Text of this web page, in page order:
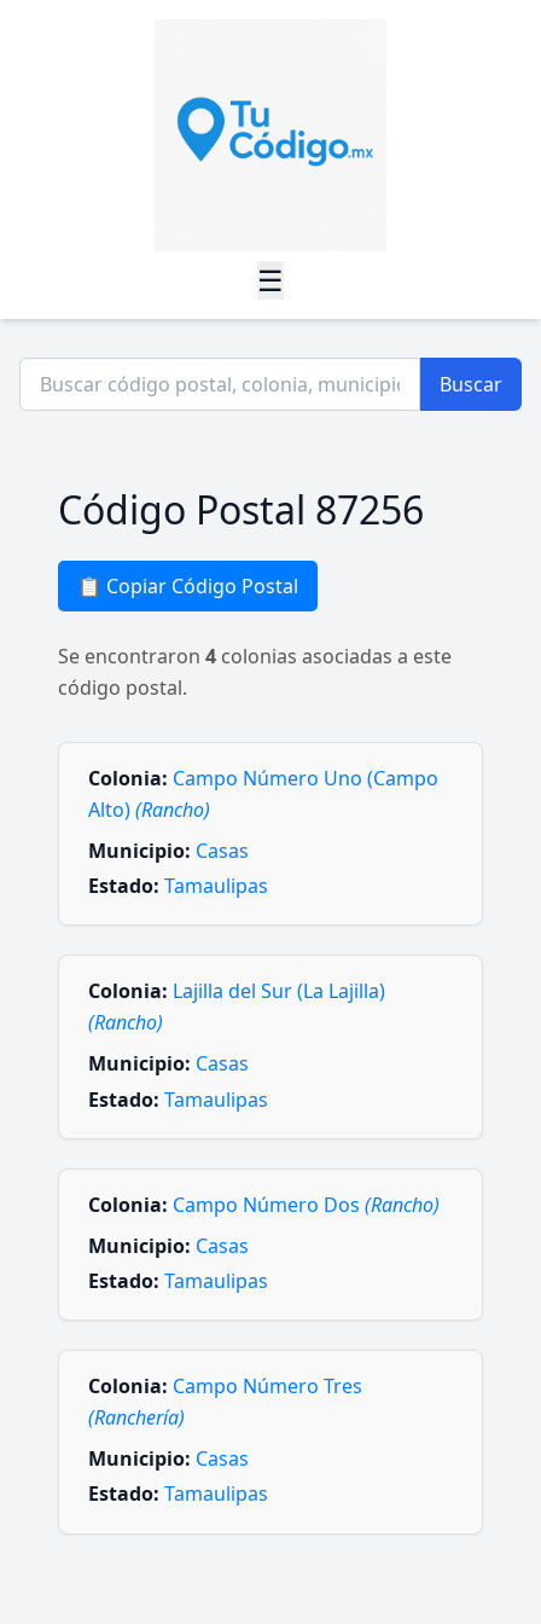
☰
Buscar
Código Postal 87256
📋 Copiar Código Postal
Se encontraron 4 colonias asociadas a este
código postal.
Colonia: Campo Número Uno (Campo
Alto)(Rancho)
Municipio: Casas
Estado: Tamaulipas
Colonia: Lajilla del Sur (La Lajilla)
(Rancho)
Municipio: Casas
Estado: Tamaulipas
Colonia: Campo Número Dos (Rancho)
Municipio: Casas
Estado: Tamaulipas
Colonia: Campo Número Tres
(Ranchería)
Municipio: Casas
Estado: Tamaulipas